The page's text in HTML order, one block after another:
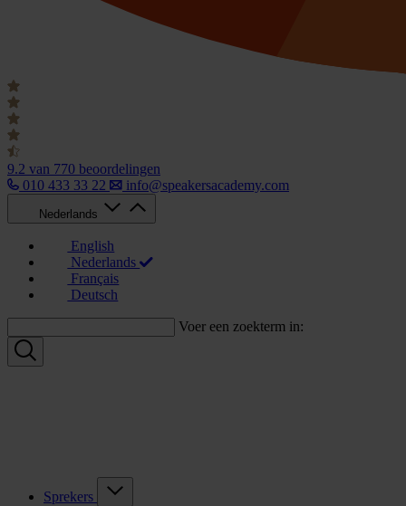
9.2 van 770 beoordelingen
010 433 33 22
info@speakersacademy.com
Nederlands
English
Nederlands
Français
Deutsch
Voer een zoekterm in:
Sprekers